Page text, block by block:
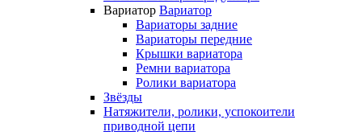
Вариатор Вариатор
Вариаторы задние
Вариаторы передние
Крышки вариатора
Ремни вариатора
Ролики вариатора
Звёзды
Натяжители, ролики, успокоители
приводной цепи